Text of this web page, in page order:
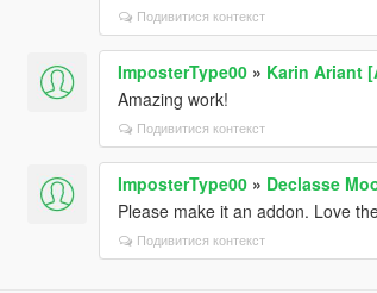
Подивитися контекст
ImposterType00» Karin Ariant
Amazing work!
Подивитися контекст
ImposterType00» Declasse
Please make it an addon. Love
Подивитися контекст